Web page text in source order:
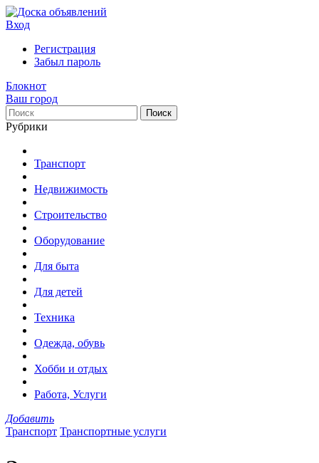
Вход
Регистрация
Забыл пароль
Блокнот
Ваш город
Поиск
Рубрики
Транспорт
Недвижимость
Строительство
Оборудование
Для быта
Для детей
Техника
Одежда, обувь
Хобби и отдых
Работа, Услуги
Добавить
Транспорт Транспортные услуги